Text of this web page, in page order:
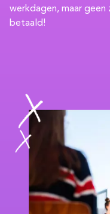
werkdagen, maar
betaald!